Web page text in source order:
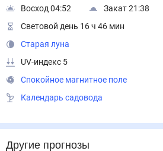
Восход 04:52
Закат 21:38
Световой день 16 ч 46 мин
Старая луна
UV-индекс 5
Спокойное магнитное поле
Календарь садовода
Другие прогнозы